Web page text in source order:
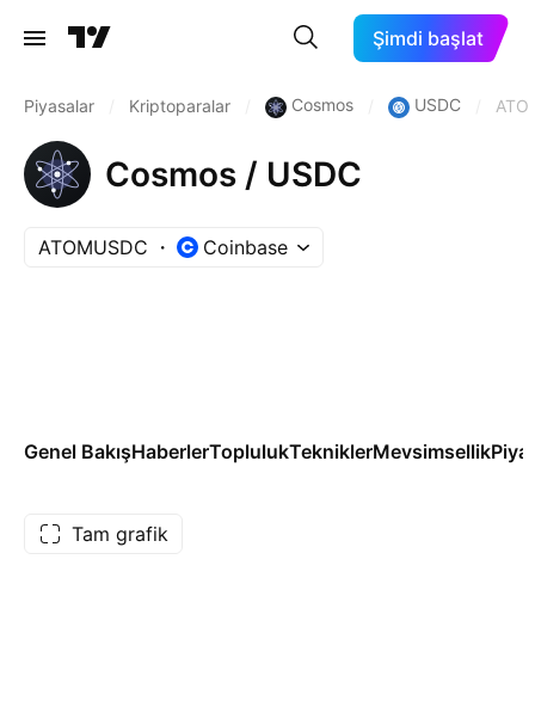
Şimdi başlat
Piyasalar Kriptoparalar Cosmos USDC
Cosmos / USDC
ATOMUSDC Coinbase
Genel BakışHaberlerToplulukTekniklerMevsimsellik
Tam grafik